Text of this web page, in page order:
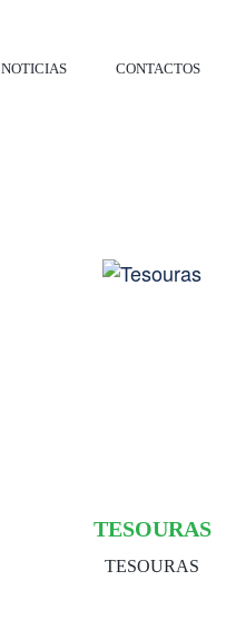
NOTICIAS CONTACTOS
TESOURAS
TESOURAS